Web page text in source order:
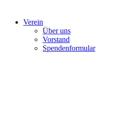
Verein
Über uns
Vorstand
Spendenformular